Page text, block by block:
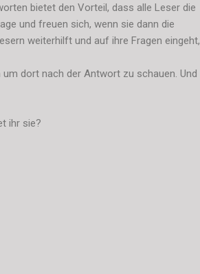
bietet den Vorteil, dass alle Leser die
und freuen sich, wenn sie dann die
weiterhilft und auf ihre Fragen eingeht,
dort nach der Antwort zu schauen. Und
ihr sie?